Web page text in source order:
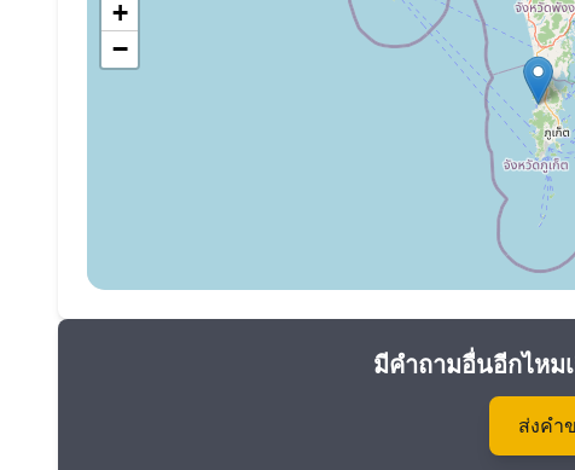
คุณสามารถซื้ออสังหาริมทรัพย์ในจังหวัดภูเก็ตในลากูน่าก
จาก 20%
ติดต่อเราเพื่อเรียนรู้เพิ่มเติมและลงทะเบียนสำหรับการดูอ
+
−
มีคำถามอื่นอีกไหม
ส่งคำ